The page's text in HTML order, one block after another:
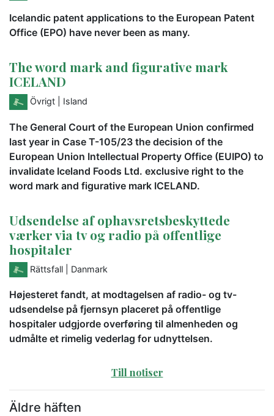
Icelandic patent applications to the European Patent
Office (EPO) have never been as many.
The word mark and figurative mark
ICELAND
Övrigt | Island
The General Court of the European Union confirmed
last year in Case T-105/23 the decision of the
European Union Intellectual Property Office (EUIPO) to
invalidate Iceland Foods Ltd. exclusive right to the
word mark and figurative mark ICELAND.
Udsendelse af ophavsretsbeskyttede
værker via tv og radio på offentlige
hospitaler
Rättsfall | Danmark
Højesteret fandt, at modtagelsen af radio- og tv-
udsendelse på fjernsyn placeret på offentlige
hospitaler udgjorde overføring til almenheden og
udmålte et rimelig vederlag for udnyttelsen.
Till notiser
Äldre häften